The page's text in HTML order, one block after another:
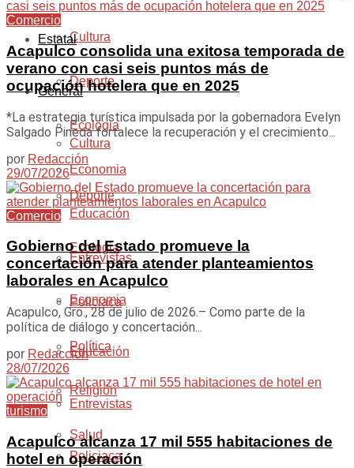
Cultura
Deporte
Ecologia
Economia
Educación
Entrevistas
Policiaca
Política
Religión
Salud
Estatal
General
Cultura
Deporte
Ecologia
Economia
Educación
Entrevistas
Policiaca
Comercio
Acapulco consolida una exitosa temporada de
verano con casi seis puntos más de
ocupación hotelera que en 2025
*La estrategia turística impulsada por la gobernadora Evelyn
Salgado Pineda fortalece la recuperación y el crecimiento...
por Redacción
29/07/2026
Comercio
Gobierno del Estado promueve la
concertación para atender planteamientos
laborales en Acapulco
Acapulco, Gro., 28 de julio de 2026.– Como parte de la
política de diálogo y concertación...
por Redacción
28/07/2026
turismo
Acapulco alcanza 17 mil 555 habitaciones de
hotel en operación